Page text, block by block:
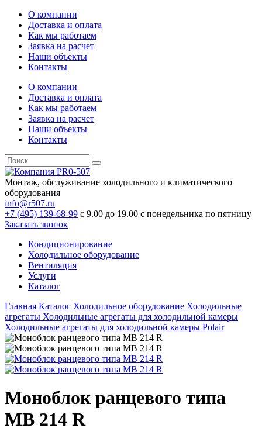
О компании
Доставка и оплата
Как мы работаем
Заявка на расчет
Наши объекты
Контакты
О компании
Доставка и оплата
Как мы работаем
Заявка на расчет
Наши объекты
Контакты
Монтаж, обслуживание холодильного и климатического
оборудования
info@r507.ru
+7 (495) 139-68-99 с 9.00 до 19.00 с понедельника по пятницу
Заказать звонок
Кондиционирование
Холодильное оборудование
Вентиляция
Услуги
Каталог
Главная Каталог Холодильное оборудование Холодильные
агрегаты Холодильные агрегаты для холодильной камеры
Холодильные агрегаты для холодильной камеры Polair
Моноблок ранцевого типа
MB 214 R